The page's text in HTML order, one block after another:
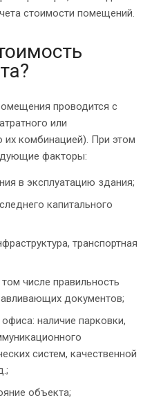
стоимости помещений.
проводится с
или
их комбинацией). При этом
факторы:
в эксплуатацию здания;
капитального
транспортная
числе правильность
документов;
наличие парковки,
систем, качественной
объекта;